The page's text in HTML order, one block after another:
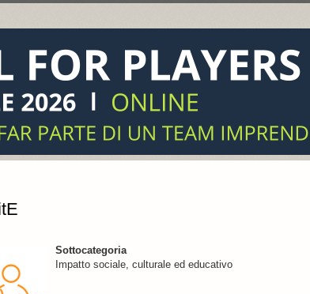
Sottocategoria
Impatto sociale, culturale ed educativo